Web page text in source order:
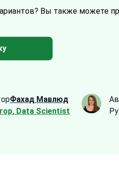
Вы также можете
Фахад Мавлюд
Data Scientist